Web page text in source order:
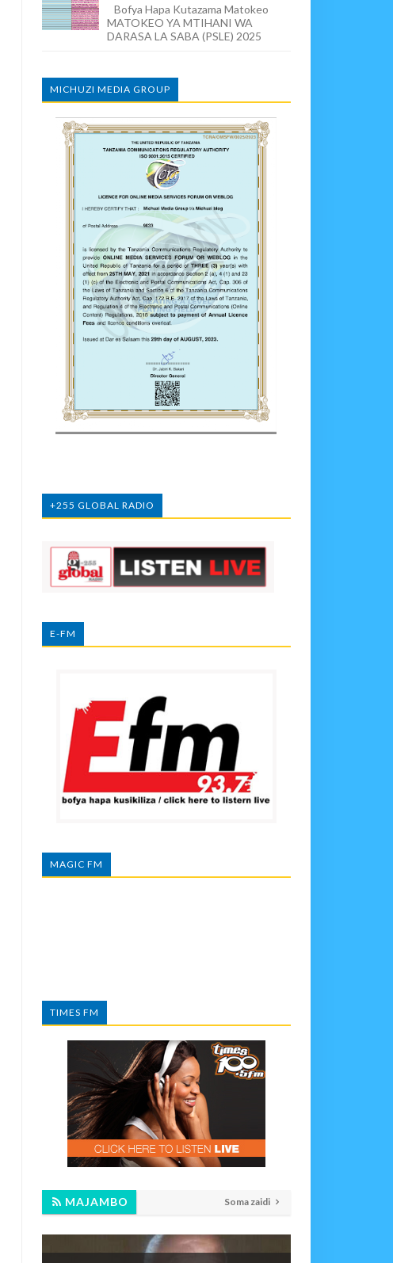
Bofya Hapa Kutazama Matokeo
MATOKEO YA MTIHANI WA
DARASA LA SABA (PSLE) 2025
MICHUZI MEDIA GROUP
+255 GLOBAL RADIO
E-FM
MAGIC FM
TIMES FM
MAJAMBO Soma zaidi